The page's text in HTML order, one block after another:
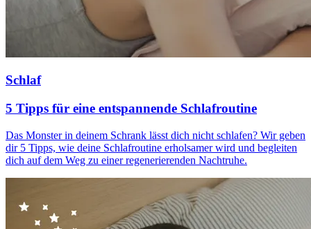
Schlaf
5 Tipps für eine entspannende Schlafroutine
Das Monster in deinem Schrank lässt dich nicht schlafen? Wir geben
dir 5 Tipps, wie deine Schlafroutine erholsamer wird und begleiten
dich auf dem Weg zu einer regenerierenden Nachtruhe.